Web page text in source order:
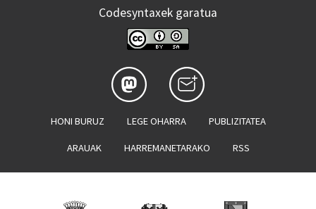
Codesyntaxek garatua
HONI BURUZ LEGE OHARRA PUBLIZITATEA
ARAUAK HARREMANETARAKO RSS